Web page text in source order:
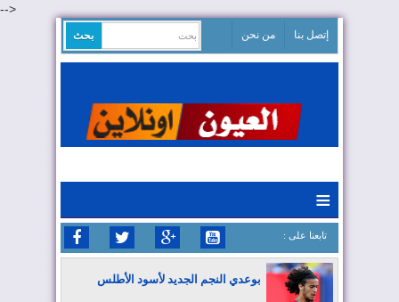
-->
إتصل بنا من نحن
≡
: تابعنا على
بوعدي النجم الجديد لأسود الأطلس